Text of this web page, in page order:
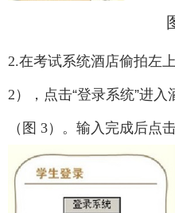
2.在考试系统酒店偷拍左
2 ），点击“登录系统”进入
（图 3）。输入完成后点